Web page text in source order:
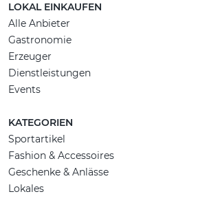
LOKAL EINKAUFEN
Alle Anbieter
Gastronomie
Erzeuger
Dienstleistungen
Events
KATEGORIEN
Sportartikel
Fashion & Accessoires
Geschenke & Anlässe
Lokales